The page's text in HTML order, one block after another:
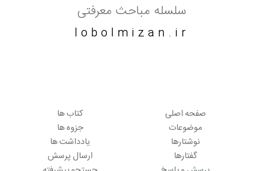
سلسله مباحث معرفتی
lobolmizan.ir
صفحه اصلی
موضوعات
نوشتارها
گفتارها
کتاب ها
جزوه ها
یادداشت ها
ارسال پرسش